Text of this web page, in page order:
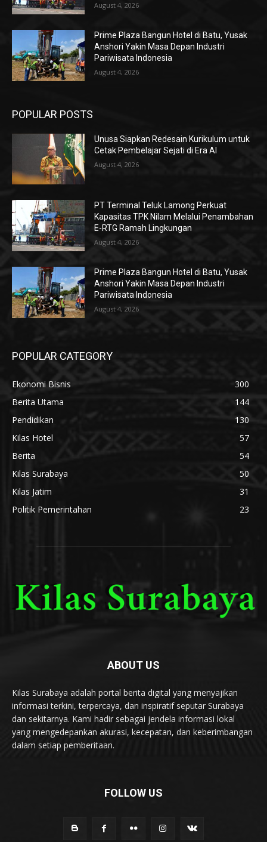
August 4, 2026
Prime Plaza Bangun Hotel di Batu, Yusak
Anshori Yakin Masa Depan Industri
Pariwisata Indonesia
August 4, 2026
POPULAR POSTS
Unusa Siapkan Redesain Kurikulum untuk
Cetak Pembelajar Sejati di Era AI
August 4, 2026
PT Terminal Teluk Lamong Perkuat
Kapasitas TPK Nilam Melalui Penambahan
E-RTG Ramah Lingkungan
August 4, 2026
Prime Plaza Bangun Hotel di Batu, Yusak
Anshori Yakin Masa Depan Industri
Pariwisata Indonesia
August 4, 2026
POPULAR CATEGORY
Ekonomi Bisnis
300
Berita Utama
144
Pendidikan
130
Kilas Hotel
57
Berita
54
Kilas Surabaya
50
Kilas Jatim
31
Politik Pemerintahan
23
ABOUT US
Kilas Surabaya adalah portal berita digital yang menyajikan
informasi terkini, terpercaya, dan inspiratif seputar Surabaya
dan sekitarnya. Kami hadir sebagai jendela informasi lokal
yang mengedepankan akurasi, kecepatan, dan keberimbangan
dalam setiap pemberitaan.
FOLLOW US